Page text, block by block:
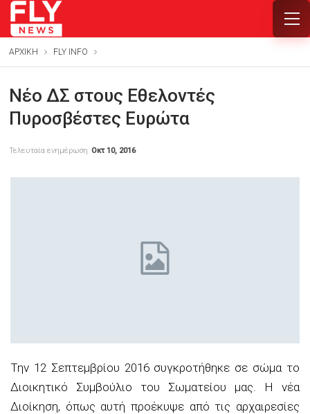
ΑΡΧΙΚΗ FLY INFO
Νέο ΔΣ στους Εθελοντές
Πυροσβέστες Ευρώτα
Τελευταία ενημέρωση Οκτ 10, 2016
Την 12 Σεπτεμβρίου 2016 συγκροτήθηκε σε σώμα το
Διοικητικό Συμβούλιο του Σωματείου μας. Η νέα
Διοίκηση, όπως αυτή προέκυψε από τις αρχαιρεσίες